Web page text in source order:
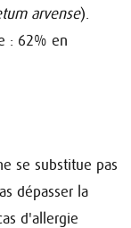
arvense).
: 62% en
se substitue pas
dépasser la
d'allergie